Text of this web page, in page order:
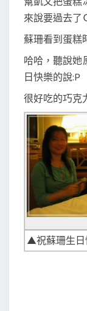
來說要過去
蘇珊看到蛋糕
哈哈，聽說她
日快樂的說:P
很好吃的巧克
▲祝蘇珊生日